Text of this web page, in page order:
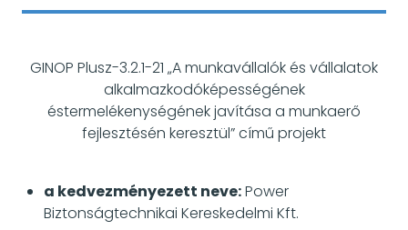
GINOP Plusz-3.2.1-21 „A munkavállalók és vállalatok
alkalmazkodóképességének
éstermelékenységének javítása a munkaerő
fejlesztésén keresztül” című projekt
a kedvezményezett neve:Power
Biztonságtechnikai Kereskedelmi Kft.